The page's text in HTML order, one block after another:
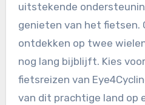
uitstekende
genieten van het fietsen.
ontdekken op twee
nog lang bijblijft. Kies
fietsreizen van
van dit prachtige land op